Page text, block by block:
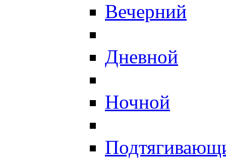
Вечерний
Дневной
Ночной